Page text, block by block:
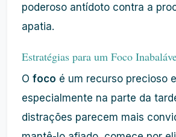
poderoso antídoto contra a
apatia.
Estratégias para um Foco
O foco é um recurso precioso
especialmente na parte da
distrações parecem mais